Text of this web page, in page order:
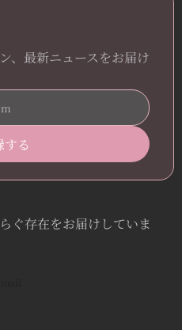
、最新ニュースをお届け
ぐ存在をお届けしていま